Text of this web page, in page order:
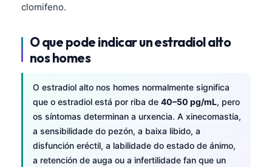
clomifeno.
O que pode indicar un estradiol alto
nos homes
O estradiol alto nos homes normalmente significa
que o estradiol está por riba de 40–50 pg/mL, pero
os síntomas determinan a urxencia. A xinecomastia,
a sensibilidade do pezón, a baixa libido, a
disfunción eréctil, a labilidade do estado de ánimo,
a retención de auga ou a infertilidade fan que un